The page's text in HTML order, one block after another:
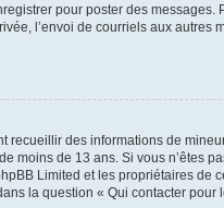
pour poster des messages.
l’envoi de courriels aux autres
des informations de
moins de 13 ans. Si vous n’êtes
Limited et les propriétaires de
la question « Qui contacter